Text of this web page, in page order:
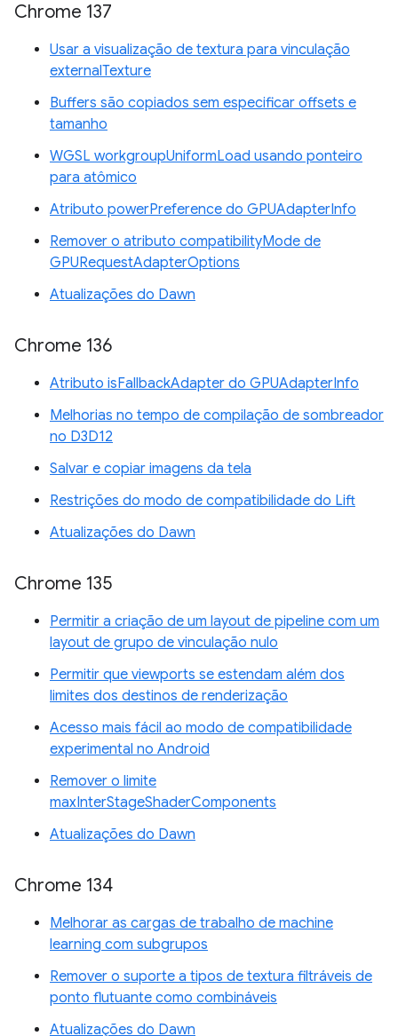
Chrome 137
Usar a visualização de textura para vinculação
externalTexture
Buffers são copiados sem especificar offsets e
tamanho
WGSL workgroupUniformLoad usando ponteiro
para atômico
Atributo powerPreference do GPUAdapterInfo
Remover o atributo compatibilityMode de
GPURequestAdapterOptions
Atualizações do Dawn
Chrome 136
Atributo isFallbackAdapter do GPUAdapterInfo
Melhorias no tempo de compilação de sombreador
no D3D12
Salvar e copiar imagens da tela
Restrições do modo de compatibilidade do Lift
Atualizações do Dawn
Chrome 135
Permitir a criação de um layout de pipeline com um
layout de grupo de vinculação nulo
Permitir que viewports se estendam além dos
limites dos destinos de renderização
Acesso mais fácil ao modo de compatibilidade
experimental no Android
Remover o limite
maxInterStageShaderComponents
Atualizações do Dawn
Chrome 134
Melhorar as cargas de trabalho de machine
learning com subgrupos
Remover o suporte a tipos de textura filtráveis de
ponto flutuante como combináveis
Atualizações do Dawn